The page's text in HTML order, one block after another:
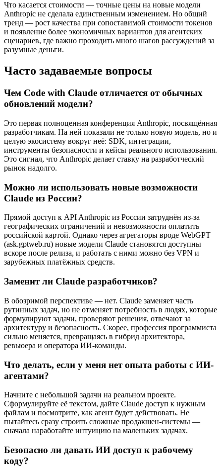
Что касается стоимости — точные цены на новые модели
Anthropic не сделала единственным изменением. Но общий
тренд — рост качества при сопоставимой стоимости токенов
и появление более экономичных вариантов для агентских
сценариев, где важно проходить много шагов рассуждений за
разумные деньги.
Часто задаваемые вопросы
Чем Code with Claude отличается от обычных
обновлений модели?
Это первая полноценная конференция Anthropic, посвящённая
разработчикам. На ней показали не только новую модель, но и
целую экосистему вокруг неё: SDK, интеграции,
инструменты безопасности и кейсы реального использования.
Это сигнал, что Anthropic делает ставку на разработческий
рынок надолго.
Можно ли использовать новые возможности
Claude из России?
Прямой доступ к API Anthropic из России затруднён из-за
географических ограничений и невозможности оплатить
российской картой. Однако через агрегаторы вроде WebGPT
(ask.gptweb.ru) новые модели Claude становятся доступны
вскоре после релиза, и работать с ними можно без VPN и
зарубежных платёжных средств.
Заменит ли Claude разработчиков?
В обозримой перспективе — нет. Claude заменяет часть
рутинных задач, но не отменяет потребность в людях, которые
формулируют задачи, проверяют решения, отвечают за
архитектуру и безопасность. Скорее, профессия программиста
сильно меняется, превращаясь в гибрид архитектора,
ревьюера и оператора ИИ-команды.
Что делать, если у меня нет опыта работы с ИИ-
агентами?
Начните с небольшой задачи на реальном проекте.
Сформулируйте её текстом, дайте Claude доступ к нужным
файлам и посмотрите, как агент будет действовать. Не
пытайтесь сразу строить сложные продакшен-системы —
сначала наработайте интуицию на маленьких задачах.
Безопасно ли давать ИИ доступ к рабочему
коду?